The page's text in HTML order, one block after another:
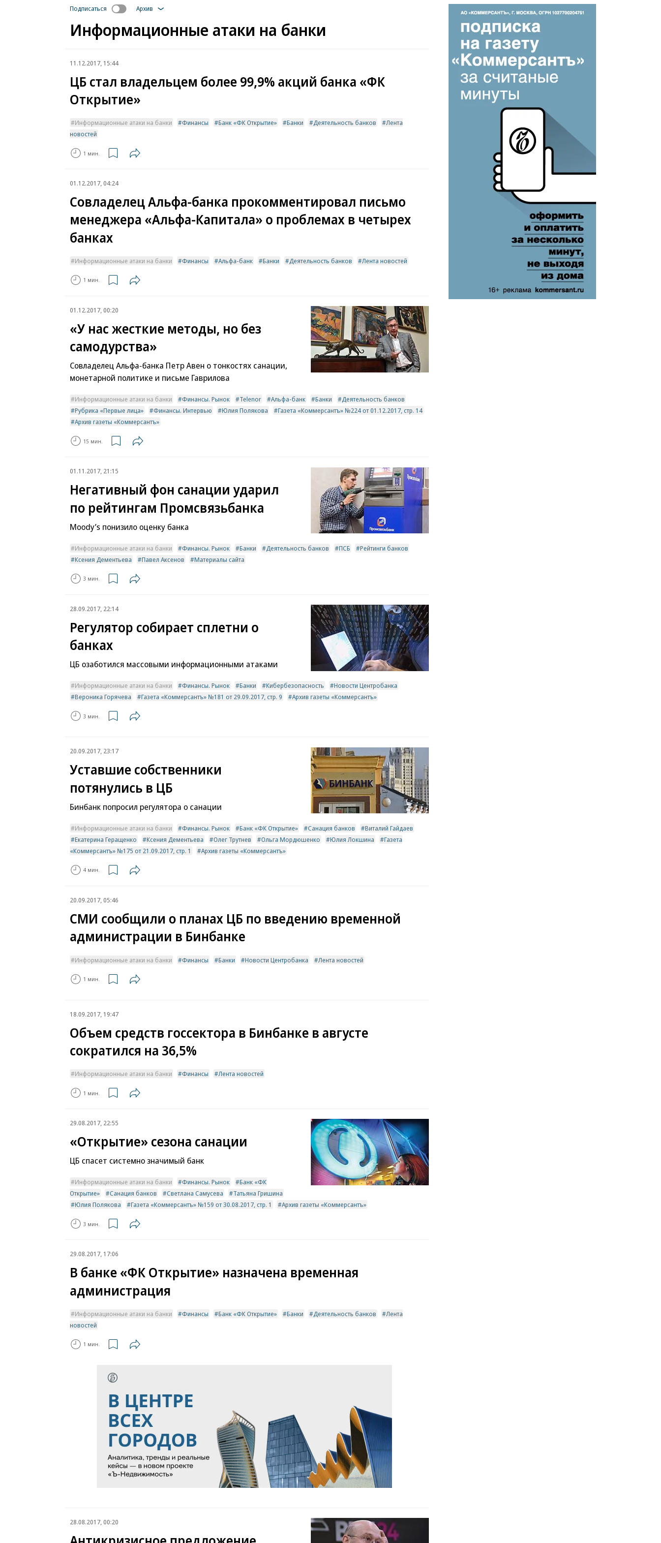
Подписаться Архив
Информационные атаки на банки
11.12.2017, 15:44
ЦБ стал владельцем более 99,9% акций банка «ФК
Открытие»
Информационные атаки на банки Финансы Банк «ФК Открытие» Банки Деятельность банков
Лента
новостей
1 мин.
01.12.2017, 04:24
Совладелец Альфа-банка прокомментировал письмо
менеджера «Альфа-Капитала» о проблемах в четырех
банках
Информационные атаки на банки Финансы Альфа-банк Банки Деятельность банков Лента новостей
1 мин.
01.12.2017, 00:20
«У нас жесткие методы, но без
самодурства»
Совладелец Альфа-банка Петр Авен о тонкостях санации,
монетарной политике и письме Гаврилова
Информационные атаки на банки Финансы. Рынок Telenor Альфа-банк Банки
Деятельность банков
Рубрика «Первые лица»
Финансы. Интервью Юлия Полякова
Газета «Коммерсантъ» №224 от 01.12.2017, стр. 14
Архив газеты «Коммерсантъ»
15 мин.
01.11.2017, 21:15
Негативный фон санации ударил
по рейтингам Промсвязьбанка
Moody’s понизило оценку банка
Информационные атаки на банки Финансы. Рынок Банки Деятельность банков ПСБ
Рейтинги банков
Ксения Дементьева
Павел Аксенов Материалы сайта
3 мин.
28.09.2017, 22:14
Регулятор собирает сплетни о
банках
ЦБ озаботился массовыми информационными атаками
Информационные атаки на банки Финансы. Рынок Банки Кибербезопасность
Новости Центробанка
Вероника Горячева
Газета «Коммерсантъ» №181 от 29.09.2017, стр. 9 Архив газеты «Коммерсантъ»
3 мин.
20.09.2017, 23:17
Уставшие собственники
потянулись в ЦБ
Бинбанк попросил регулятора о санации
Информационные атаки на банки Финансы. Рынок Банк «ФК Открытие» Санация банков
Виталий Гайдаев
Екатерина Геращенко
Ксения Дементьева Олег Трутнев Ольга Мордюшенко Юлия Локшина
Газета
«Коммерсантъ» №175 от 21.09.2017, стр. 1
Архив газеты «Коммерсантъ»
4 мин.
20.09.2017, 05:46
СМИ сообщили о планах ЦБ по введению временной
администрации в Бинбанке
Информационные атаки на банки Финансы Банки Новости Центробанка Лента новостей
1 мин.
18.09.2017, 19:47
Объем средств госсектора в Бинбанке в августе
сократился на 36,5%
Информационные атаки на банки Финансы Лента новостей
1 мин.
29.08.2017, 22:55
«Открытие» сезона санации
ЦБ спасет системно значимый банк
Информационные атаки на банки Финансы. Рынок
Банк «ФК
Открытие»
Санация банков Светлана Самусева
Татьяна Гришина
Юлия Полякова
Газета «Коммерсантъ» №159 от 30.08.2017, стр. 1 Архив газеты «Коммерсантъ»
3 мин.
29.08.2017, 17:06
В банке «ФК Открытие» назначена временная
администрация
Информационные атаки на банки Финансы Банк «ФК Открытие» Банки Деятельность банков
Лента
новостей
1 мин.
28.08.2017, 00:20